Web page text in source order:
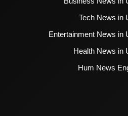
Tech News in
Entertainment News in
Health News in
Hum News